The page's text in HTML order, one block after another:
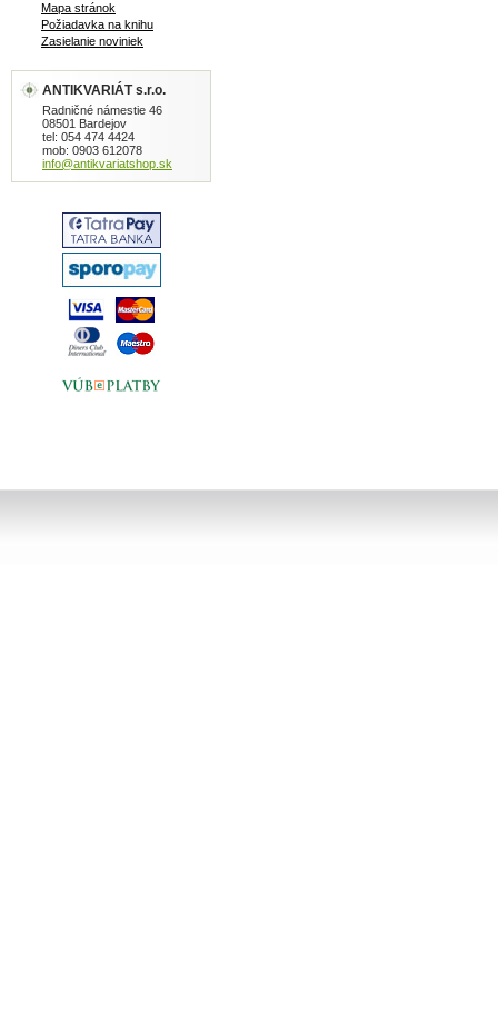
Mapa stránok
Požiadavka na knihu
Zasielanie noviniek
ANTIKVARIÁT s.r.o.
Radničné námestie 46
08501 Bardejov
tel: 054 474 4424
mob: 0903 612078
info@antikvariatshop.sk